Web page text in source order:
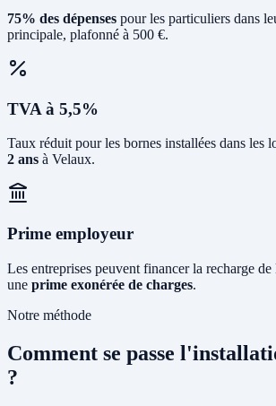
75% des dépenses pour les particuliers dans
principale, plafonné à 500 €.
TVA à 5,5%
Taux réduit pour les bornes installées dans les
2 ans à Velaux.
Prime employeur
Les entreprises peuvent financer la recharge de
une prime exonérée de charges.
Notre méthode
Comment se passe
?